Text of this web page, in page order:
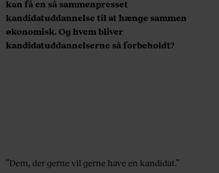
kan få en så sammenpresset
kandidatuddannelse til at hænge sammen
økonomisk. Og hvem bliver
kandidatuddannelserne så forbeholdt?
”Dem, der gerne vil gerne have en kandidat.”